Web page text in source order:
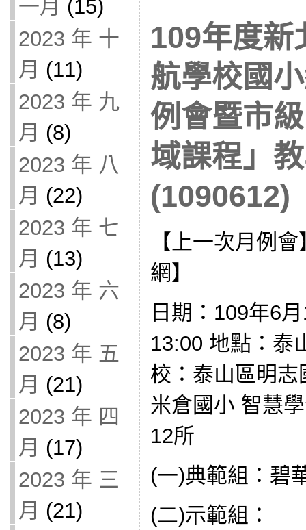
一月 (15)
2023 年 十
月 (11)
2023 年 九
月 (8)
2023 年 八
月 (22)
2023 年 七
月 (13)
2023 年 六
月 (8)
2023 年 五
月 (21)
2023 年 四
月 (17)
2023 年 三
月 (21)
109年度新
航學校國
例會暨市
域課程」
(1090612)
【上一次月例
網】
日期：109年6
13:00 地點：泰
校：泰山區明
米倉國小 智慧
12所
(一)典範組：碧
(二)示範組：